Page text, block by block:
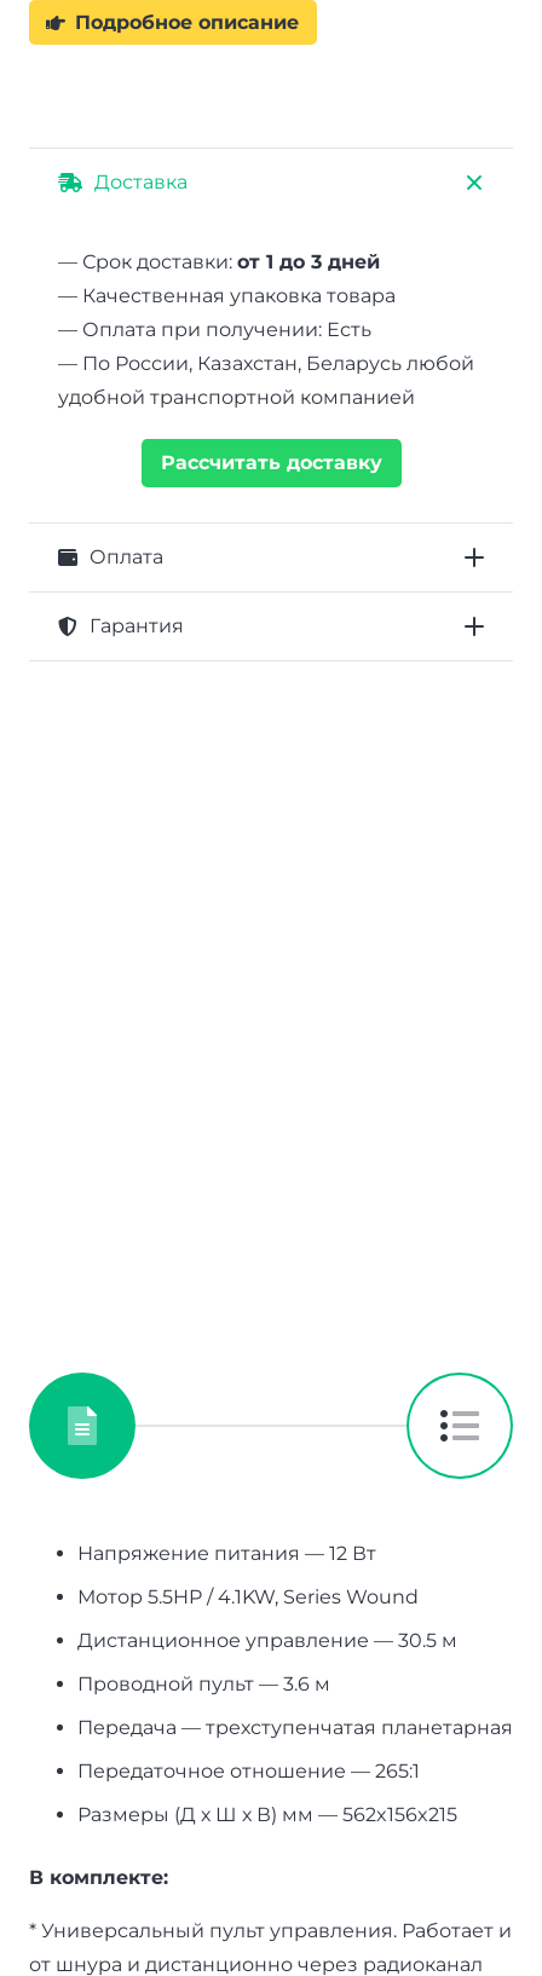
Подробное описание
Доставка
— Срок доставки: от 1 до 3 дней
— Качественная упаковка товара
— Оплата при получении: Есть
— По России, Казахстан, Беларусь любой
удобной транспортной компанией
Рассчитать доставку
Оплата
Гарантия
Напряжение питания — 12 Вт
Мотор 5.5HP / 4.1KW, Series Wound
Дистанционное управление — 30.5 м
Проводной пульт — 3.6 м
Передача — трехступенчатая планетарная
Передаточное отношение — 265:1
Размеры (Д х Ш х В) мм — 562x156x215
В комплекте:
* Универсальный пульт управления. Работает и
от шнура и дистанционно через радиоканал